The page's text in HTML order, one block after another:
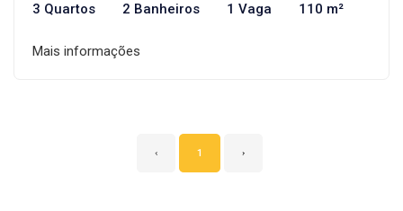
3 Quartos 2 Banheiros 1 Vaga 110 m²
Mais informações
‹ 1 ›